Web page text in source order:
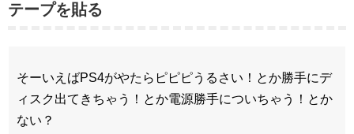
テープを貼る
そーいえばPS4がやたらピピピうるさい！とか勝手にデ
ィスク出てきちゃう！とか電源勝手についちゃう！とか
ない？